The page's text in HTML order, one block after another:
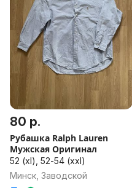
80 р.
Рубашка Ralph Lauren
Мужская Оригинал
52 (xl), 52-54 (xxl)
Минск, Заводской